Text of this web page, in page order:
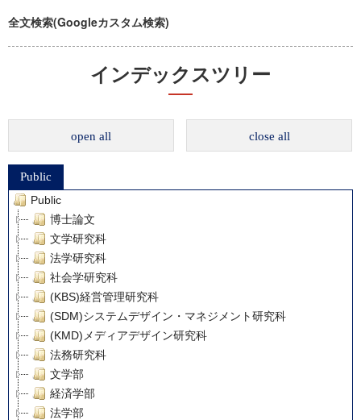
全文検索(Googleカスタム検索)
インデックスツリー
open all close all
Public
Public
博士論文
文学研究科
法学研究科
社会学研究科
(KBS)経営管理研究科
(SDM)システムデザイン・マネジメント研究科
(KMD)メディアデザイン研究科
法務研究科
文学部
経済学部
法学部